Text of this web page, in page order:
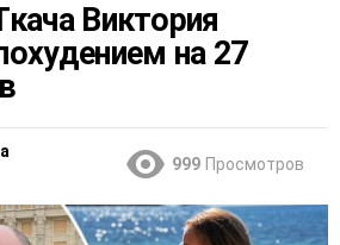
Виктория
на 27
999 Просмотров